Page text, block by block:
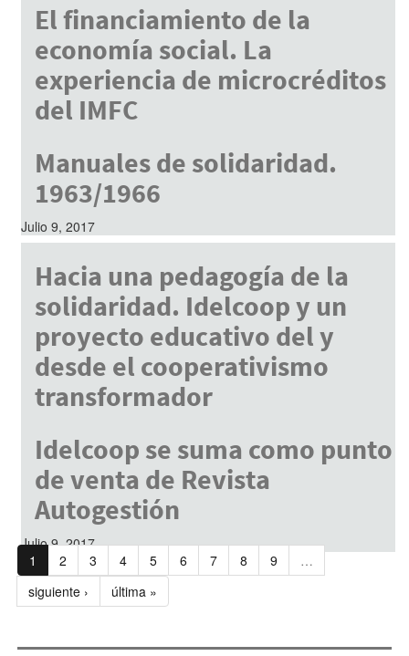
El financiamiento de la
economía social. La
experiencia de microcréditos
del IMFC
Manuales de solidaridad.
1963/1966
Julio 9, 2017
Hacia una pedagogía de la
solidaridad. Idelcoop y un
proyecto educativo del y
desde el cooperativismo
transformador
Idelcoop se suma como punto
de venta de Revista
Autogestión
Julio 9, 2017
1
2 3 4 5 6 7 8 9
…
siguiente ›
última »